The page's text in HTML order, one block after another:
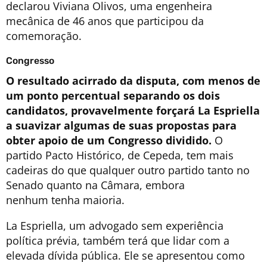
declarou Viviana Olivos, uma engenheira
mecânica de 46 anos que participou da
comemoração.
Congresso
O resultado acirrado da disputa, com menos de
um ponto percentual separando os dois
candidatos, provavelmente forçará La Espriella
a suavizar algumas de suas propostas para
obter apoio de um Congresso dividido. O
partido Pacto Histórico, de Cepeda, tem mais
cadeiras do que qualquer outro partido tanto no
Senado quanto na Câmara, embora
nenhum tenha maioria.
La Espriella, um advogado sem experiência
política prévia, também terá que lidar com a
elevada dívida pública. Ele se apresentou como